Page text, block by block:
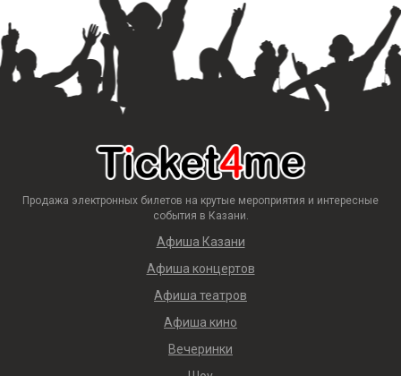
Продажа электронных билетов на крутые мероприятия и интересные
события в Казани.
Афиша Казани
Афиша концертов
Афиша театров
Афиша кино
Вечеринки